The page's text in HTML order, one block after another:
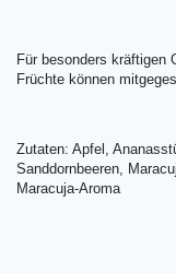
Für besonders kräftigen
Früchte können
Zutaten: Apfel,
Sanddornbeeren,
Maracuja-Aroma